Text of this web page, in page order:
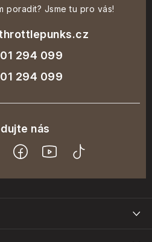
poradit? Jsme tu pro vás!
294 099
294 099